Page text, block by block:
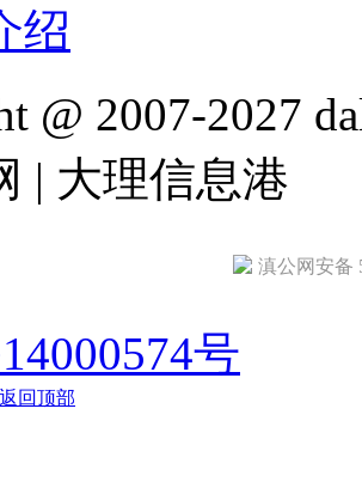
绍
@ 2007-2027
| 大理信息港
滇公网安备
号
返回顶部